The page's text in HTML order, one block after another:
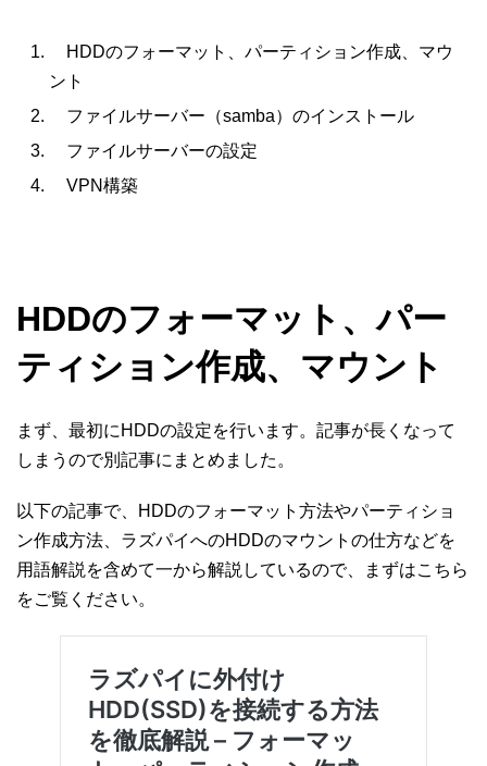
HDDのフォーマット、パーティション作成、マウ
ント
ファイルサーバー（samba）のインストール
ファイルサーバーの設定
VPN構築
HDDのフォーマット、パー
ティション作成、マウント
まず、最初にHDDの設定を行います。記事が長くなって
しまうので別記事にまとめました。
以下の記事で、HDDのフォーマット方法やパーティショ
ン作成方法、ラズパイへのHDDのマウントの仕方などを
用語解説を含めて一から解説しているので、まずはこちら
をご覧ください。